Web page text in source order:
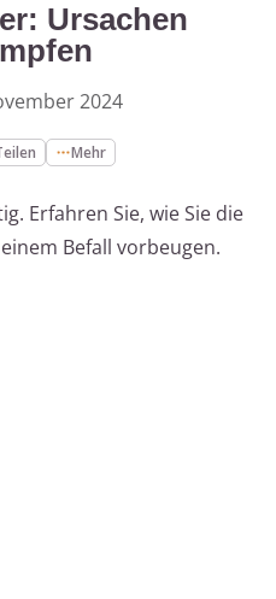
Ursachen
2024
Mehr
Erfahren Sie, wie Sie die
Befall vorbeugen.